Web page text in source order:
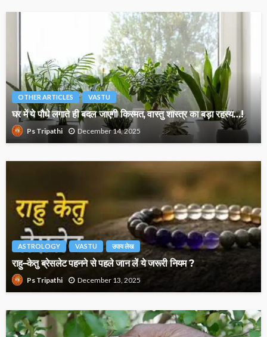
OTHER ARTICLES VASTU
घर में ये पौधे लगाते ही बदल जाएगी किस्मत, वास्तु शास्त्र का बड़ा रहस्य…!
Ps Tripathi December 14, 2025
ASTROLOGY VASTU उपाय लेख
राहु–केतु ब्रेसलेट पहनने से पहले जान लें ये जरूरी नियम ?
Ps Tripathi December 13, 2025